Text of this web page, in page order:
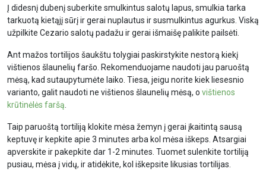
Į didesnį dubenį suberkite smulkintus salotų lapus, smulkia tarka
tarkuotą kietąjį sūrį ir gerai nuplautus ir susmulkintus agurkus. Viską
užpilkite Cezario salotų padažu ir gerai išmaišę palikite pailsėti.
Ant mažos tortilijos šaukštu tolygiai paskirstykite nestorą kiekį
vištienos šlaunelių faršo. Rekomenduojame naudoti jau paruoštą
mėsą, kad sutaupytumėte laiko. Tiesa, jeigu norite kiek liesesnio
varianto, galit naudoti ne vištienos šlaunelių mėsą, o vištienos
krūtinėlės faršą
Taip paruoštą tortiliją klokite mėsa žemyn į gerai įkaitintą sausą
keptuvę ir kepkite apie 3 minutes arba kol mėsa iškeps. Atsargiai
apverskite ir pakepkite dar 1-2 minutes. Tuomet sulenkite tortiliją
pusiau, mėsa į vidų, ir atidėkite, kol iškepsite likusias tortilijas.